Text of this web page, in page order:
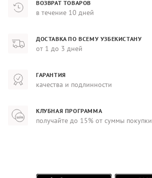
ВОЗВРАТ ТОВАРОВ
в течение 10 дней
ДОСТАВКА ПО ВСЕМУ УЗБЕКИСТАНУ
от 1 до 3 дней
ГАРАНТИЯ
качества и подлинности
КЛУБНАЯ ПРОГРАММА
получайте до 15% от суммы покупки